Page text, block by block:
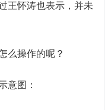
王怀涛也表示，并未
操作的呢？
图：